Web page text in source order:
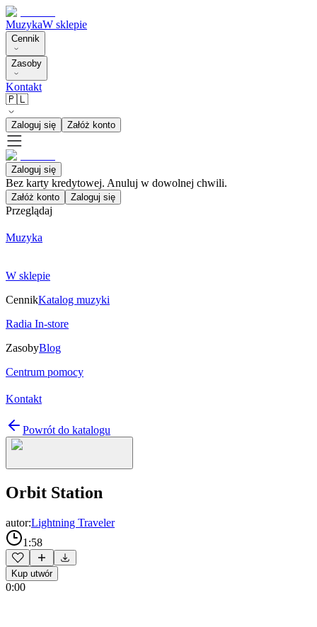
MuzykaW sklepie
Cennik
Zasoby
Kontakt
🇵🇱
Zaloguj się Załóż konto
Zaloguj się
Bez karty kredytowej. Anuluj w dowolnej chwili.
Załóż konto Zaloguj się
Przeglądaj
Muzyka
W sklepie
CennikKatalog muzyki
Radia In-store
ZasobyBlog
Centrum pomocy
Kontakt
Powrót do katalogu
Orbit Station
autor:Lightning Traveler
1:58
Kup utwór
0:00